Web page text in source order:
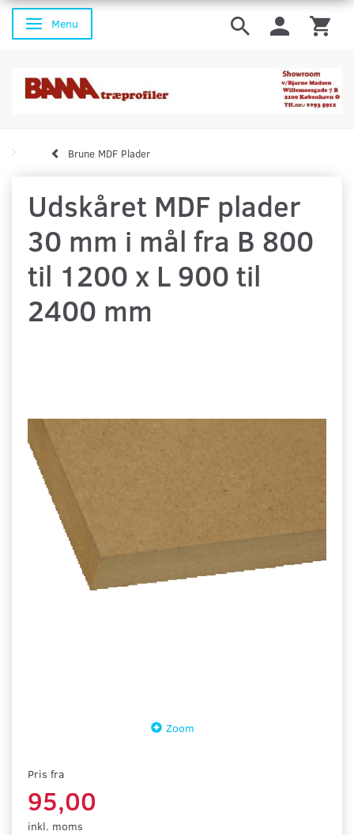
Skifte navigation
Menu
Brune MDF Plader
Udskåret MDF plader
30 mm i mål fra B 800
til 1200 x L 900 til
2400 mm
Zoom
Pris fra
95,00
inkl. moms